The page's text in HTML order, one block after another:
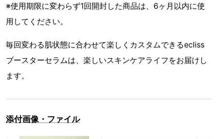
※使用期限に変わらず1回開封した商品は、6ヶ月以内に使
用してください。
毎回変わる肌状態に合わせて楽しくカスタムできるecliss
ブースターセラムは、楽しいスキンケアライフをお届けし
ます。
添付画像・ファイル